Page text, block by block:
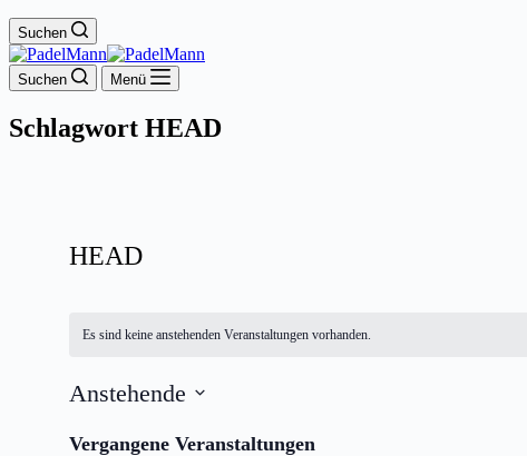
Suchen
Suchen Menü
Schlagwort HEAD
HEAD
Es sind keine anstehenden Veranstaltungen vorhanden.
Anstehende
wählen.
Vergangene Veranstaltungen